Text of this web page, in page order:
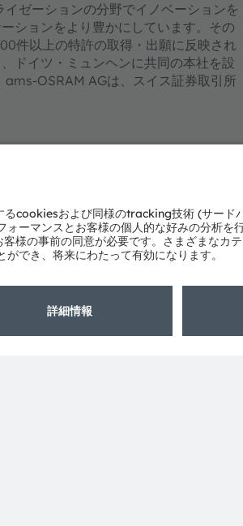
ゼーションの分野でイノベーションを
ションをより豊かにしています。その
件以上の特許の取得・出願に反映され
ドイツ・ミュンヘンに共同の本社を設
OSRAM AGは、スイス証券取引所
はams OSRAM Groupの商標または登